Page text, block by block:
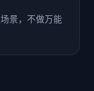
景，不做万能